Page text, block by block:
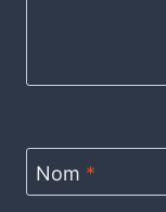
Nom *